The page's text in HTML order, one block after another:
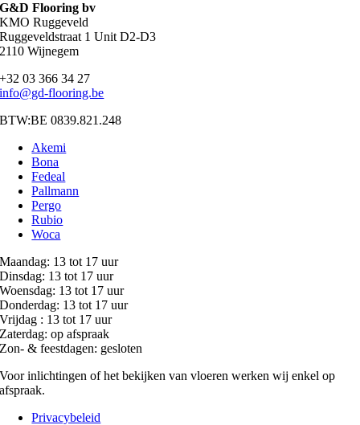
G&D Flooring bv
KMO Ruggeveld
Ruggeveldstraat 1 Unit D2-D3
2110 Wijnegem
+32 03 366 34 27
info@gd-flooring.be
BTW:BE 0839.821.248
Akemi
Bona
Fedeal
Pallmann
Pergo
Rubio
Woca
Maandag: 13 tot 17 uur
Dinsdag: 13 tot 17 uur
Woensdag: 13 tot 17 uur
Donderdag: 13 tot 17 uur
Vrijdag : 13 tot 17 uur
Zaterdag: op afspraak
Zon- & feestdagen: gesloten
Voor inlichtingen of het bekijken van vloeren werken wij enkel op
afspraak.
Privacybeleid